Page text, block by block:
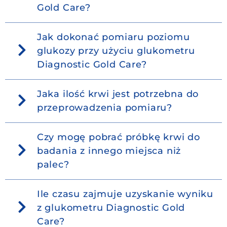
Gold Care?
Jak dokonać pomiaru poziomu
glukozy przy użyciu glukometru
Diagnostic Gold Care?
Jaka ilość krwi jest potrzebna do
przeprowadzenia pomiaru?
Czy mogę pobrać próbkę krwi do
badania z innego miejsca niż
palec?
Ile czasu zajmuje uzyskanie wyniku
z glukometru Diagnostic Gold
Care?